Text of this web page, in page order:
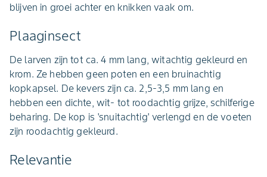
blijven in groei achter en knikken vaak om.
Plaaginsect
De larven zijn tot ca. 4 mm lang, witachtig gekleurd en
krom. Ze hebben geen poten en een bruinachtig
kopkapsel. De kevers zijn ca. 2,5-3,5 mm lang en
hebben een dichte, wit- tot roodachtig grijze, schilferige
beharing. De kop is 'snuitachtig' verlengd en de voeten
zijn roodachtig gekleurd.
Relevantie